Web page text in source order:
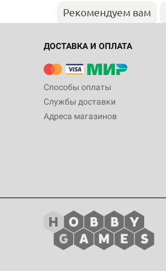
Рекомендуем вам
ДОСТАВКА И ОПЛАТА
Способы оплаты
Службы доставки
Адреса магазинов